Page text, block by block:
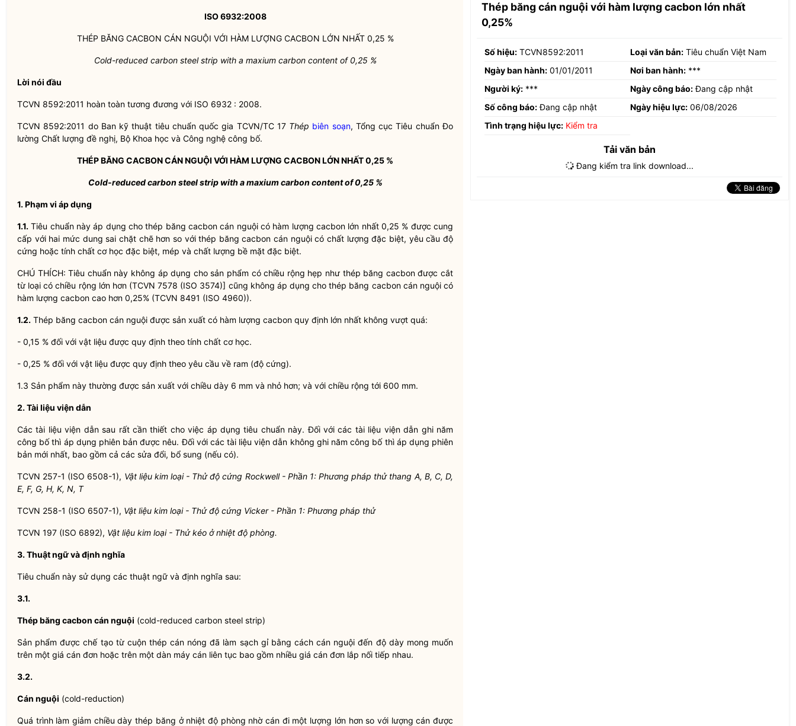
ISO 6932:2008
THÉP BĂNG CACBON CÁN NGUỘI VỚI HÀM LƯỢNG CACBON LỚN NHẤT 0,25 %
Cold-reduced carbon steel strip with a maxium carbon content of 0,25 %
Lời nói đầu
TCVN 8592:2011 hoàn toàn tương đương với ISO 6932 : 2008.
TCVN 8592:2011 do Ban kỹ thuật tiêu chuẩnquốc gia TCVN/TC 17 Thép biên soạn, Tổng cục Tiêu chuẩn Đo
lường Chất lượng đề nghị, Bộ Khoa học và Công nghệ công bố.
THÉP BĂNG CACBON CÁN NGUỘI VỚI HÀM LƯỢNG CACBON LỚN NHẤT 0,25 %
Cold-reduced carbon steel strip with a maxium carbon content of 0,25 %
1. Phạm vi áp dụng
1.1. Tiêu chuẩn này áp dụng cho thép băng cacbon cán nguội có hàm lượng cacbon lớn nhất 0,25 % được cung
cấp với hai mức dung sai chặt chẽ hơn so với thép băng cacbon cán nguội có chất lượng đặc biệt, yêu cầu độ
cứng hoặc tính chất cơ học đặc biệt, mép và chất lượng bề mặt đặc biệt.
CHÚ THÍCH: Tiêu chuẩn này không áp dụng cho sản phẩm có chiều rộng hẹp như thép băng cacbon được cắt
từ loại có chiều rộng lớn hơn (TCVN 7578 (ISO 3574)] cũng không áp dụng cho thép băng cacbon cán nguội có
hàm lượng cacbon cao hơn 0,25% (TCVN 8491 (ISO 4960)).
1.2. Thép băng cacbon cán nguội được sản xuất có hàm lượng cacbon quy định lớn nhất không vượt quá:
- 0,15 % đối với vật liệu được quy định theo tính chất cơ học.
- 0,25 % đối với vật liệu được quy định theo yêu cầu về ram (độ cứng).
1.3 Sản phẩm này thường được sản xuất với chiều dày 6 mm và nhỏ hơn; và với chiều rộng tới 600 mm.
2. Tài liệu viện dẫn
Các tài liệu viện dẫn sau rất cần thiết cho việc áp dụng tiêu chuẩn này. Đối với các tài liệu viện dẫn ghi năm
công bố thì áp dụng phiên bản được nêu. Đối với các tài liệu viện dẫn không ghi năm công bố thì áp dụng phiên
bản mới nhất, bao gồm cả các sửa đổi, bổ sung (nếu có).
TCVN 257-1 (ISO 6508-1), Vật liệu kim loại - Thử độ cứng Rockwell - Phần 1: Phương pháp thử thang A, B, C, D,
E, F, G, H, K, N, T
TCVN 258-1 (ISO 6507-1), Vật liệu kim loại - Thử độ cứng Vicker - Phần 1: Phương pháp thử
TCVN 197 (ISO 6892), Vật liệu kim loại - Thử kéo ở nhiệt độ phòng.
3. Thuật ngữ và định nghĩa
Tiêu chuẩn này sử dụng các thuật ngữ và định nghĩa sau:
3.1.
Thép băng cacbon cán nguội (cold-reduced carbon steel strip)
Sản phẩm được chế tạo từ cuộn thép cán nóng đã làm sạch gỉ bằng cách cán nguội đến độ dày mong muốn
trên một giá cán đơn hoặc trên một dàn máy cán liên tục bao gồm nhiều giá cán đơn lắp nối tiếp nhau.
3.2.
Cán nguội (cold-reduction)
Quá trình làm giảm chiều dày thép băng ở nhiệt độ phòng nhờ cán đi một lượng lớn hơn so với lượng cán được
Thép băng cán nguội với hàm lượng cacbon lớn nhất
0,25%
Số hiệu: TCVN8592:2011 Loại văn bản: Tiêu chuẩn Việt Nam
Ngày ban hành: 01/01/2011 Nơi ban hành: ***
Người ký: *** Ngày công báo:Đang cập nhật
Số công báo:Đang cập nhật Ngày hiệu lực: 06/08/2026
Tình trạng hiệu lực: Kiểm tra
Tải văn bản
Đang kiểm tra link download...